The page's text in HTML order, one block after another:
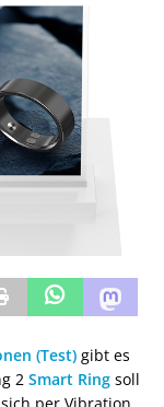
(Test) gibt es
2 Smart Ring soll